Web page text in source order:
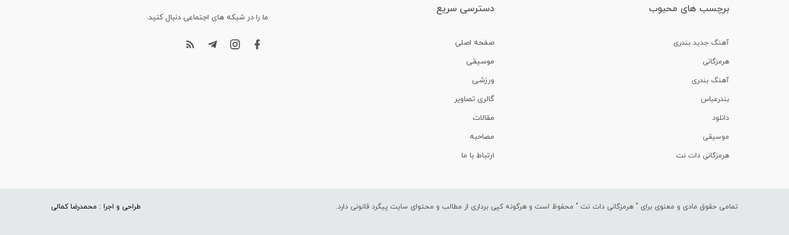
برچسب های محبوب
آهنگ جدید بندری
هرمزگانی
آهنگ بندری
بندرعباس
دانلود
موسیقی
هرمزگانی دات نت
دسترسی سریع
صفحه اصلی
موسیقی
ورزشی
گالری تصاویر
مقالات
مصاحبه
ارتباط با ما
ما را در شبکه های اجتماعی دنبال کنید.
تمامی حقوق مادی و معنوی برای " هرمزگانی دات نت " محفوظ است و هرگونه کپی برداری از مطالب و محتوای سایت پیگرد قانونی دارد. طراحی و اجرا : محمدرضا کمالی